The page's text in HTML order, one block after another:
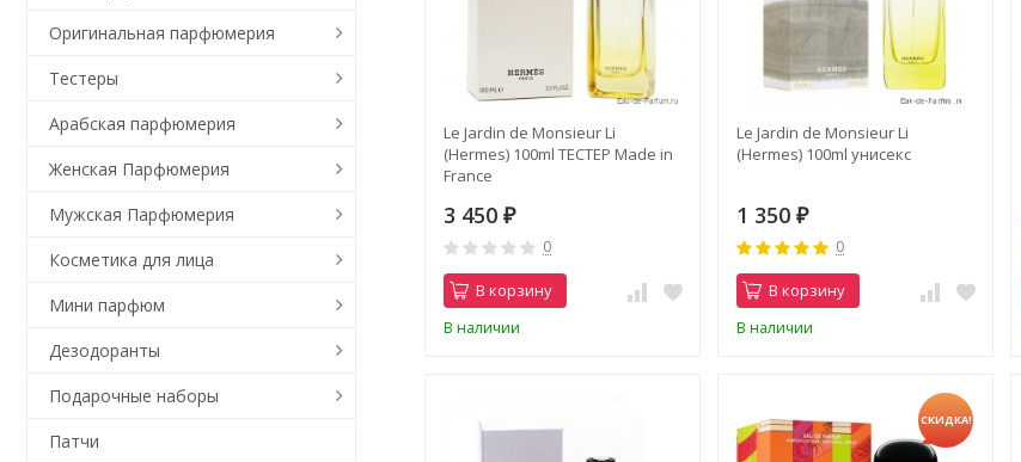
Le Jardin de Monsieur Li
(Hermes) 100ml ТЕСТЕР Made in
France
3 450 ₽
0
В корзину
В наличии
Le Jardin de Monsieur Li
(Hermes) 100ml унисекс
1 350 ₽
0
В корзину
В наличии
СКИДКА!
Оригинальная парфюмерия
Тестеры
Арабская парфюмерия
Женская Парфюмерия
Мужская Парфюмерия
Косметика для лица
Мини парфюм
Дезодоранты
Подарочные наборы
Патчи